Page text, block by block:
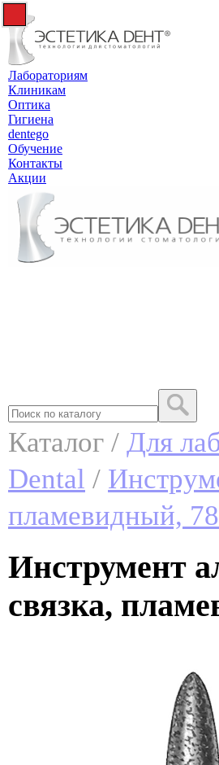
Лабораториям
Клиникам
Оптика
Гигиена
dentego
Обучение
Контакты
Акции
Каталог / Для
Dental /
пламевидный,
Инструмент
связка,